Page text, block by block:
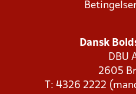
Dansk
DBU
2605
T: 4326 2222